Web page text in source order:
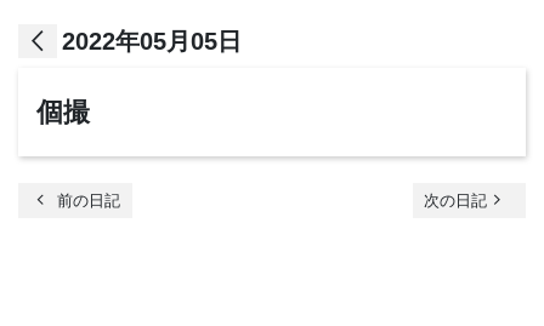
arrow_back_ios 2022年05月05日
個撮
chevron_left 前の日記 次の日記 navigate_next